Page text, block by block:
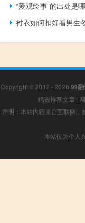
“爰观绘事”的出处是
衬衣如何扣好看男生
Copyright © 2012 - 2026 99
精选推荐文章 |
声明：本站内容来自互联网
本站仅为个人